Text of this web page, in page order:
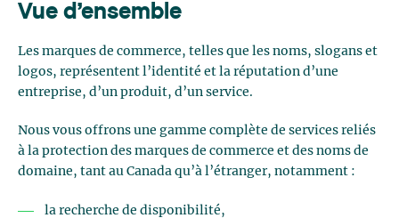
Vue d’ensemble
Les marques de commerce, telles que les noms, slogans et
logos, représentent l’identité et la réputation d’une
entreprise, d’un produit, d’un service.
Nous vous offrons une gamme complète de services reliés
à la protection des marques de commerce et des noms de
domaine, tant au Canada qu’à l’étranger, notamment :
la recherche de disponibilité,